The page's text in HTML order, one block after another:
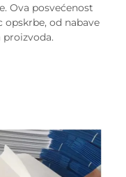
Ova posvećenost
od nabave